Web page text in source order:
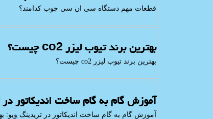
قطعات مهم دستگاه سی ان سی چوب کدامند؟
بهترین برند تیوب لیزر co2 چیست؟
بهترین برند تیوب لیزر co2 چیست؟
آموزش گام به گام ساخت اندیکاتور
آموزش گام به گام ساخت اندیکاتور در تریدینگ ویو: